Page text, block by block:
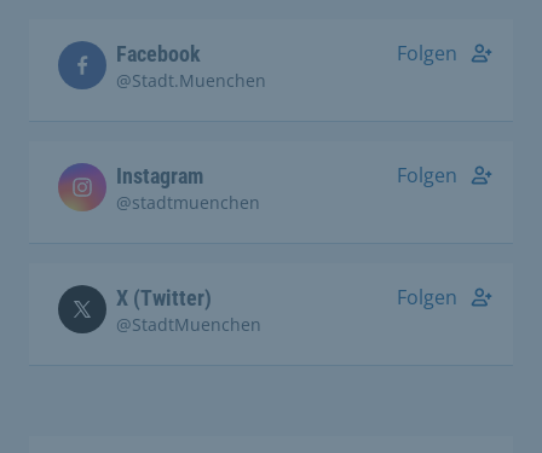
Facebook
@Stadt.Muenchen
Folgen
Instagram
@stadtmuenchen
Folgen
X (Twitter)
@StadtMuenchen
Folgen